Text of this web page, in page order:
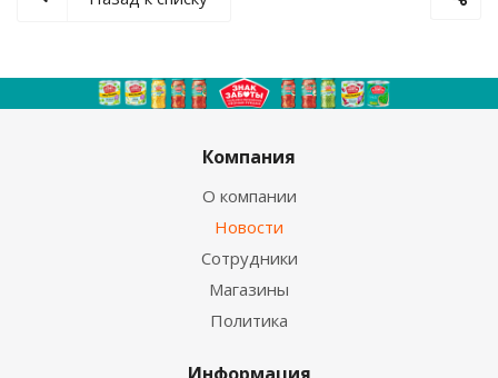
Компания
О компании
Новости
Сотрудники
Магазины
Политика